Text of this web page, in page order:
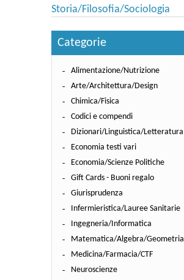
Testi scolastici
Carta Cultura e Carta del Merito - Carta Docente
Storia/Filosofia/Sociologia
Categorie
Alimentazione/Nutrizione
Arte/Architettura/Design
Chimica/Fisica
Codici e compendi
Dizionari/Linguistica/Letteratura
Economia testi vari
Economia/Scienze Politiche
Gift Cards - Buoni regalo
Giurisprudenza
Infermieristica/Lauree Sanitarie
Ingegneria/Informatica
Matematica/Algebra/Geometria
Medicina/Farmacia/CTF
Neuroscienze